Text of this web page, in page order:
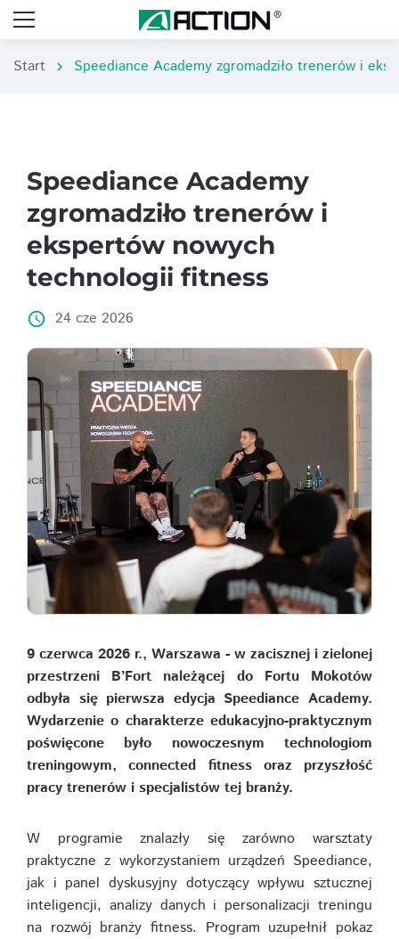
Start chevron_right
Speediance Academy
zgromadziło trenerów i
ekspertów nowych
technologii fitness
access_time 24 cze 2026
9 czerwca 2026 r., Warszawa - w zacisznej i zielonej
przestrzeni B’Fort należącej do Fortu Mokotów
odbyła się pierwsza edycja Speediance Academy.
Wydarzenie o charakterze edukacyjno-praktycznym
poświęcone było nowoczesnym technologiom
treningowym, connected fitness oraz przyszłość
pracy trenerów i specjalistów tej branży.
W programie znalazły się zarówno warsztaty
praktyczne z wykorzystaniem urządzeń Speediance,
jak i panel dyskusyjny dotyczący wpływu sztucznej
inteligencji, analizy danych i personalizacji treningu
na rozwój branży fitness. Program uzupełnił pokaz